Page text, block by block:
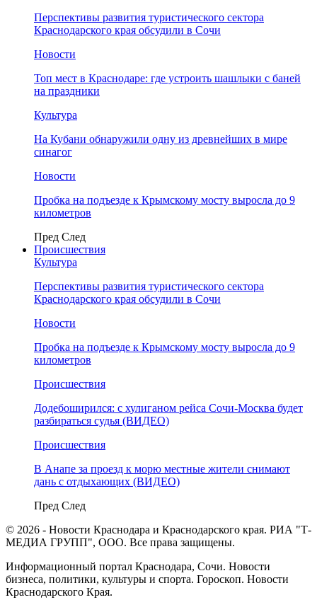
Перспективы развития туристического сектора
Краснодарского края обсудили в Сочи
Новости
Топ мест в Краснодаре: где устроить шашлыки с баней
на праздники
Культура
На Кубани обнаружили одну из древнейших в мире
синагог
Новости
Пробка на подъезде к Крымскому мосту выросла до 9
километров
Пред След
Происшествия
Культура
Перспективы развития туристического сектора
Краснодарского края обсудили в Сочи
Новости
Пробка на подъезде к Крымскому мосту выросла до 9
километров
Происшествия
Додебоширился: с хулиганом рейса Сочи-Москва будет
разбираться судья (ВИДЕО)
Происшествия
В Анапе за проезд к морю местные жители снимают
дань с отдыхающих (ВИДЕО)
Пред След
© 2026 - Новости Краснодара и Краснодарского края. РИА "Т-
МЕДИА ГРУПП", ООО. Все права защищены.
Информационный портал Краснодара, Сочи. Новости
бизнеса, политики, культуры и спорта. Гороскоп. Новости
Краснодарского Края.